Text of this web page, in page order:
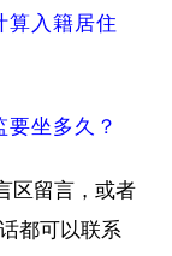
算入籍居住
坐多久？
区留言，或者
都可以联系